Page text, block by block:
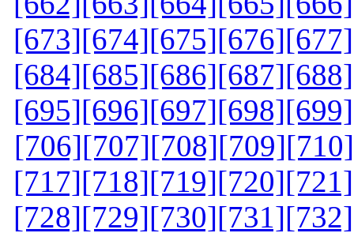
[673][674][675][676][677]
[684][685][686][687][688]
[695][696][697][698][699]
[706][707][708][709][710]
[717][718][719][720][721]
[728][729][730][731][732]